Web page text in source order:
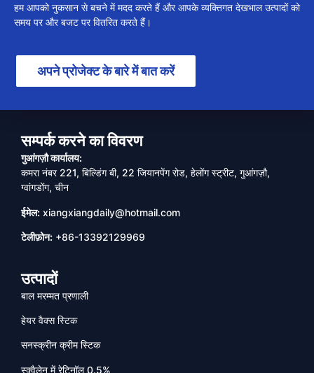
हम आपको नुकसान से बचने में मदद करते हैं और आपके व्यक्तिगत देखभाल उत्पादों को
समय पर और बजट पर वितरित करते हैं।
अपने प्रोजेक्ट के बारे में बात करें
सम्पर्क करने का विवरण
गुआंगज़ौ कार्यालय:
कमरा नंबर 221, बिल्डिंग बी, 22 जियानपेंग रोड, हेलोंग स्ट्रीट, गुआंगज़ौ,
ग्वांगडोंग, चीन
ईमेल: xiangxiangdaily@hotmail.com
टेलीफ़ोन: +86-13392129969
उत्पादों
बाल मरम्मत प्रणाली
हेयर वैक्स स्टिक
सनस्क्रीन क्रीम स्टिक
स्क्वैलेन में रेटिनॉल 0.5%